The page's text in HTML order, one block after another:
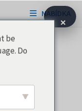
NABÍDKA
×
be
Do